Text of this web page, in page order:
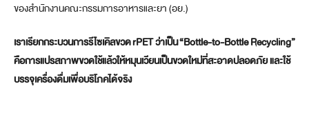
ของสำนักงานคณะกรรมการอาหารและยา (อย.)
เราเรียกกระบวนการรีไซเคิลขวดrPET ว่าเป็น“Bottle-to-Bottle Recycling”
คือการแปรสภาพขวดใช้แล้วให้หมุนเวียนเป็นขวดใหม่ที่สะอาดปลอดภัย และใช้
บรรจุเครื่องดื่มเพื่อบริโภคได้จริง